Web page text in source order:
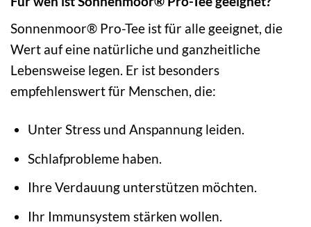
Sonnenmoor® Pro-Tee ist für alle geeignet, die
Wert auf eine natürliche und ganzheitliche
Lebensweise legen. Er ist besonders
empfehlenswert für Menschen, die:
Unter Stress und Anspannung leiden.
Schlafprobleme haben.
Ihre Verdauung unterstützen möchten.
Ihr Immunsystem stärken wollen.